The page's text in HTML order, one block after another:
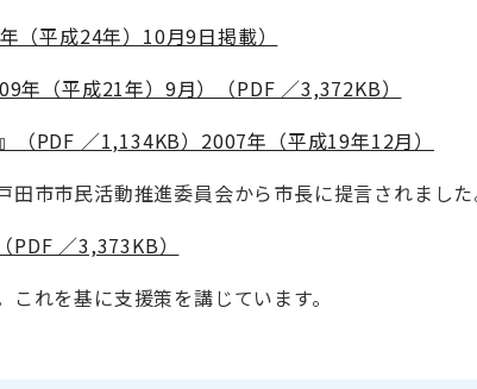
（平成24年）10月9日掲載）
年（平成21年）9月）（PDF ／3,372KB）
（PDF ／1,134KB）2007年（平成19年12月）
市市民活動推進委員会から市長に提言されまし
／3,373KB）
れを基に支援策を講じています。